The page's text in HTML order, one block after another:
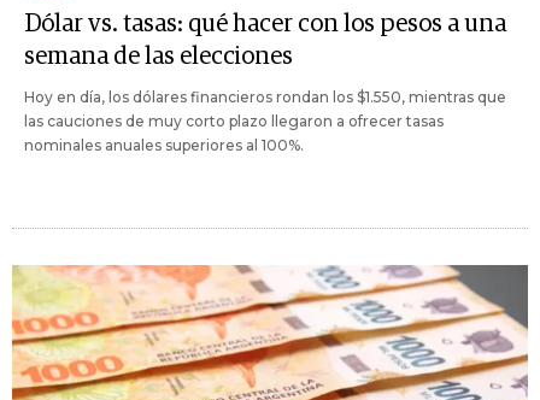
Dólar vs. tasas: qué hacer con los pesos a una
semana de las elecciones
Hoy en día, los dólares financieros rondan los $1.550, mientras que
las cauciones de muy corto plazo llegaron a ofrecer tasas
nominales anuales superiores al 100%.